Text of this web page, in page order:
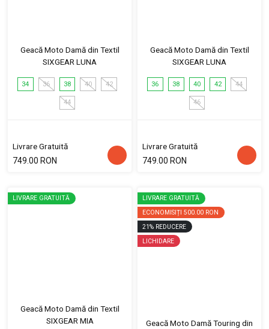
Geacă Moto Damă din Textil
SIXGEAR LUNA
34 36 38 40 42
44
Livrare Gratuită
749.00 RON
Geacă Moto Damă din Textil
SIXGEAR LUNA
36 38 40 42 44
46
Livrare Gratuită
749.00 RON
LIVRARE GRATUITĂ
Geacă Moto Damă din Textil
SIXGEAR MIA
LIVRARE GRATUITĂ
ECONOMISIȚI 500.00 RON
21% REDUCERE
LICHIDARE
Geacă Moto Damă Touring din